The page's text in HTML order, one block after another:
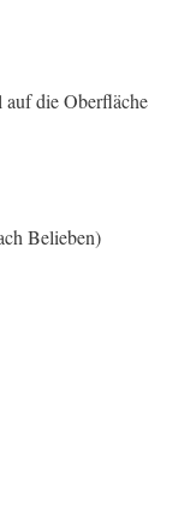
die Oberfläche
Belieben)